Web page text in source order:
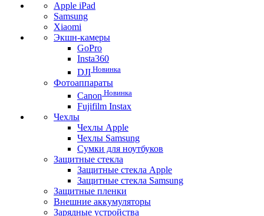
Apple iPad
Samsung
Xiaomi
Экшн-камеры
GoPro
Insta360
DJI Новинка
Фотоаппараты
Canon Новинка
Fujifilm Instax
Чехлы
Чехлы Apple
Чехлы Samsung
Сумки для ноутбуков
Защитные стекла
Защитные стекла Apple
Защитные стекла Samsung
Защитные пленки
Внешние аккумуляторы
Зарядные устройства